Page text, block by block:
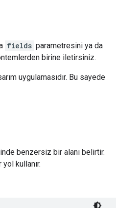
fields parametresini ya da
birine iletirsiniz.
uygulamasıdır. Bu sayede
benzersiz bir alanı belirtir.
kullanır.